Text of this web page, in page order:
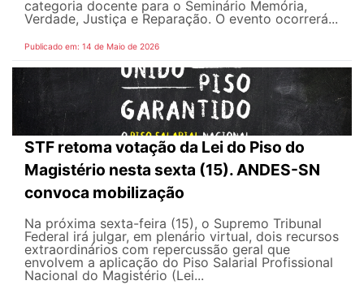
categoria docente para o Seminário Memória,
Verdade, Justiça e Reparação. O evento ocorrerá...
Publicado em: 14 de Maio de 2026
STF retoma votação da Lei do Piso do
Magistério nesta sexta (15). ANDES-SN
convoca mobilização
Na próxima sexta-feira (15), o Supremo Tribunal
Federal irá julgar, em plenário virtual, dois recursos
extraordinários com repercussão geral que
envolvem a aplicação do Piso Salarial Profissional
Nacional do Magistério (Lei...